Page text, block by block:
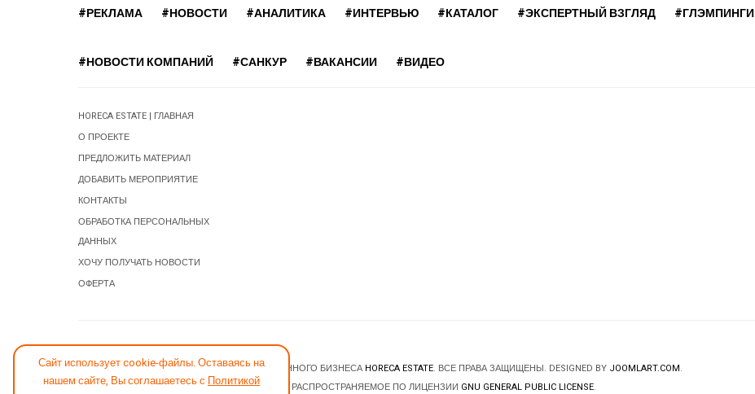
Сайт использует cookie-файлы. Оставаясь на
нашем сайте, Вы соглашаетесь с Политикой
#РЕКЛАМА #НОВОСТИ #АНАЛИТИКА #ИНТЕРВЬЮ #КАТАЛОГ #ЭКСПЕРТНЫЙ ВЗГЛЯД #ГЛЭМПИНГИ
#НОВОСТИ КОМПАНИЙ #САНКУР #ВАКАНСИИ #ВИДЕО
HORECA ESTATE | ГЛАВНАЯ
О ПРОЕКТЕ
ПРЕДЛОЖИТЬ МАТЕРИАЛ
ДОБАВИТЬ МЕРОПРИЯТИЕ
КОНТАКТЫ
ОБРАБОТКА ПЕРСОНАЛЬНЫХ
ДАННЫХ
ХОЧУ ПОЛУЧАТЬ НОВОСТИ
ОФЕРТА
© 2026 НОВОСТИ ГОСТИНИЧНОГО И РЕСТОРАННОГО БИЗНЕСА HORECA ESTATE. ВСЕ ПРАВА ЗАЩИЩЕНЫ. DESIGNED BY JOOMLART.COM.
JOOMLA! CMS- ПРОГРАММНОЕ ОБЕСПЕЧЕНИЕ, РАСПРОСТРАНЯЕМОЕ ПО ЛИЦЕНЗИИ GNU GENERAL PUBLIC LICENSE.